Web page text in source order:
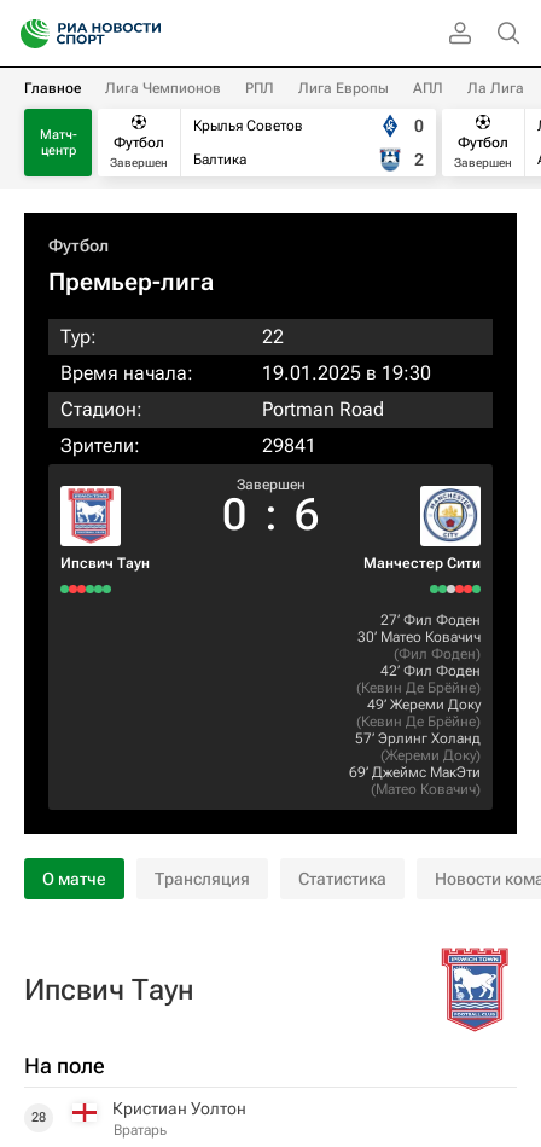
Главное Лига Чемпионов РПЛ Лига Европы АПЛ Ла Лига
Матч-
центр
Футбол
Завершен
Крылья Советов
Балтика
0
2
Футбол
Завершен
Футбол
Премьер-лига
Тур:
22
Время начала:
19.01.2025 в 19:30
Стадион:
Portman Road
Зрители:
29841
Ипсвич Таун
Завершен
0 : 6
Манчестер Сити
27‎’‎ Фил Фоден
30‎’‎ Матео Ковачич
(Фил Фоден)
42‎’‎ Фил Фоден
(Кевин Де Брёйне)
49‎’‎ Жереми Доку
(Кевин Де Брёйне)
57‎’‎ Эрлинг Холанд
(Жереми Доку)
69‎’‎ Джеймс МакЭти
(Матео Ковачич)
О матче Трансляция Статистика Новости
Ипсвич Таун
На поле
28 Кристиан Уолтон
Вратарь